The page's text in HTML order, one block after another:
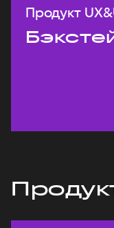
Продукт